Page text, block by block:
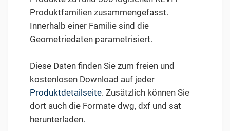
Produktfamilien zusammengefasst.
Innerhalb einer Familie sind die
Geometriedaten parametrisiert.
Diese Daten finden Sie zum freien und
kostenlosen Download auf jeder
Produktdetailseite. Zusätzlich können Sie
dort auch die Formate dwg, dxf und sat
herunterladen.